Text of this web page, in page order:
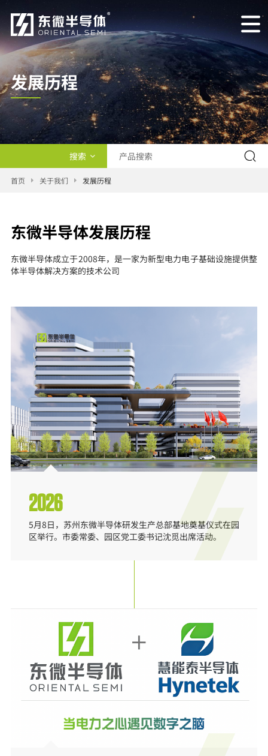
发展历程
搜索
产品类型
新闻
首页 关于我们 发展历程
东微半导体发展历程
东微半导体成立于2008年，是一家为新型电力电子基础设施提供整
体半导体解决方案的技术公司
2026
5月8日，苏州东微半导体研发生产总部基地奠基仪式在园
区举行。市委常委、园区党工委书记沈觅出席活动。